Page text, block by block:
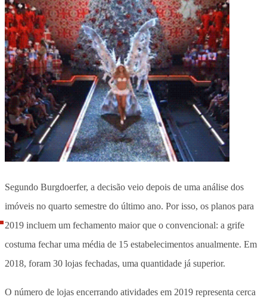
Segundo Burgdoerfer, a decisão veio depois de uma análise dos
imóveis no quarto semestre do último ano. Por isso, os planos para
2019 incluem um fechamento maior que o convencional: a grife
costuma fechar uma média de 15 estabelecimentos anualmente. Em
2018, foram 30 lojas fechadas, uma quantidade já superior.
O número de lojas encerrando atividades em 2019 representa cerca